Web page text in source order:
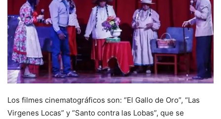
Los filmes cinematográficos son: “El Gallo de Oro”, “Las
Virgenes Locas” y “Santo contra las Lobas”, que se